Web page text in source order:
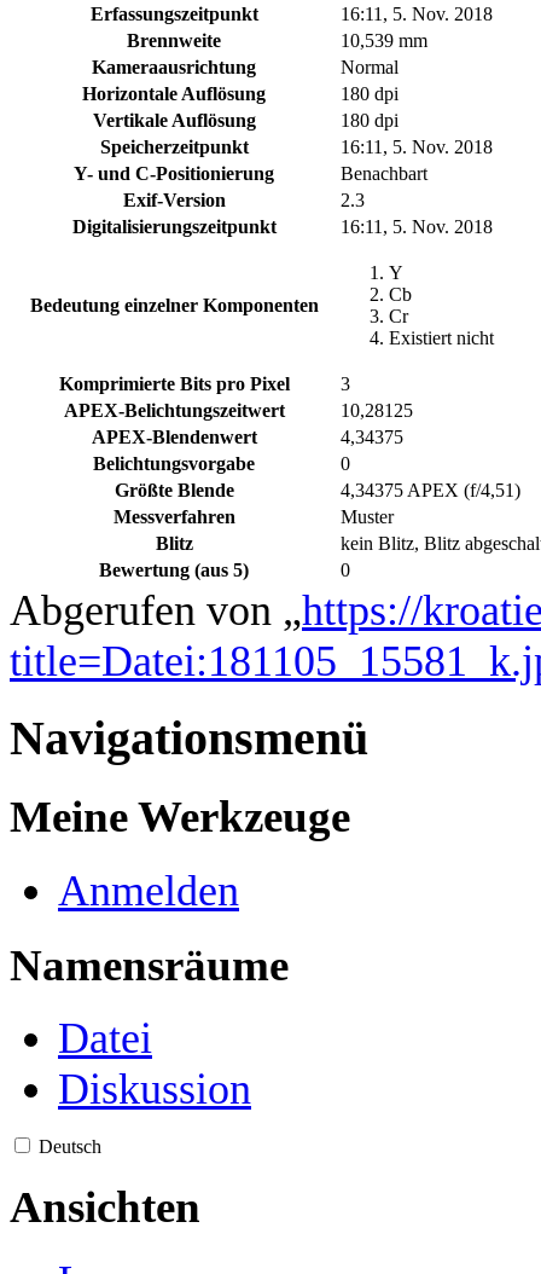
Erfassungszeitpunkt
16:11, 5. Nov. 2018
Brennweite
10,539 mm
Kameraausrichtung
Normal
Horizontale Auflösung
180 dpi
Vertikale Auflösung
180 dpi
Speicherzeitpunkt
16:11, 5. Nov. 2018
Y- und C-Positionierung
Benachbart
Exif-Version
2.3
Digitalisierungszeitpunkt
16:11, 5. Nov. 2018
Bedeutung einzelner Komponenten
Y
Cb
Cr
Existiert nicht
Komprimierte Bits pro Pixel
3
APEX-Belichtungszeitwert
10,28125
APEX-Blendenwert
4,34375
Belichtungsvorgabe
0
Größte Blende
4,34375 APEX (f/4,51)
Messverfahren
Muster
Blitz
kein Blitz, Blitz
Bewertung (aus 5)
0
Abgerufen von „https://
Navigationsmenü
Meine Werkzeuge
Anmelden
Namensräume
Datei
Diskussion
Deutsch
Ansichten